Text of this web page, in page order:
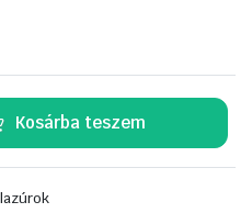
Kosárba teszem